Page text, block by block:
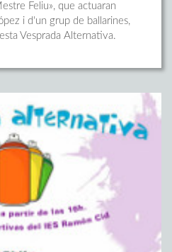
Feliu», que actuaran
i d'un grup de ballarines,
Vesprada Alternativa.